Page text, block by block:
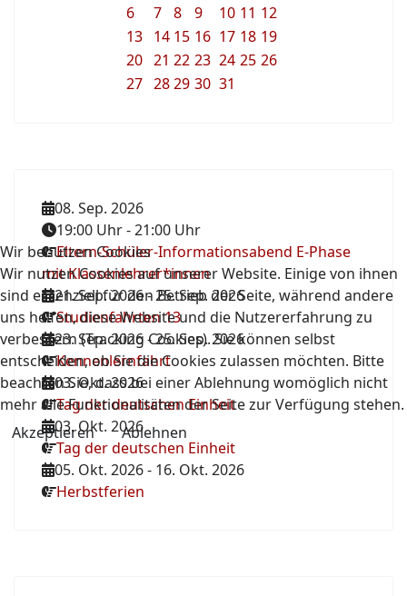
6
7 8 9 10 11 12
13
14 15 16 17 18 19
20 21 22 23 24 25 26
27 28 29 30 31
08. Sep. 2026
19:00 Uhr-21:00 Uhr
Eltern-Schüler-Informationsabend E-Phase
mit Klassenlehrer*innen
21. Sep. 2026-25. Sep. 2026
Studienfahrten 13
23. Sep. 2026-25. Sep. 2026
Kennenlernfahrt
03. Okt. 2026
Tag der deutschen Einheit
03. Okt. 2026
Tag der deutschen Einheit
05. Okt. 2026- 16. Okt. 2026
Herbstferien
Wir benutzen Cookies
Wir nutzen Cookies auf unserer Website. Einige von ihnen
sind essenziell für den Betrieb der Seite, während andere
uns helfen, diese Website und die Nutzererfahrung zu
verbessern (Tracking Cookies). Sie können selbst
entscheiden, ob Sie die Cookies zulassen möchten. Bitte
beachten Sie, dass bei einer Ablehnung womöglich nicht
mehr alle Funktionalitäten der Seite zur Verfügung stehen.
Akzeptieren
Ablehnen